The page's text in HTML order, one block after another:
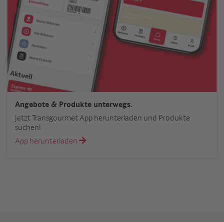
Angebote & Produkte unterwegs.
Jetzt Transgourmet App herunterladen und Produkte
suchen!
App herunterladen